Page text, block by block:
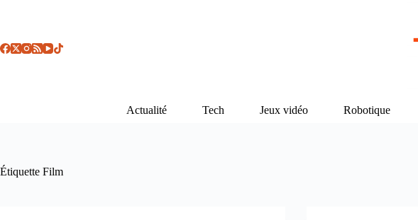
Actualité Tech Jeux vidéo Robotique
Étiquette Film